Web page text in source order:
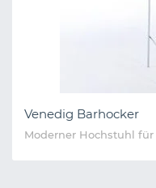
Venedig Barhocker
Moderner Hochstuhl